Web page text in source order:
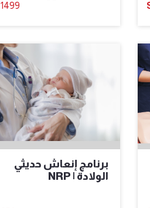
1499
برنامج إنعاش حديثي
الولادة | NRP